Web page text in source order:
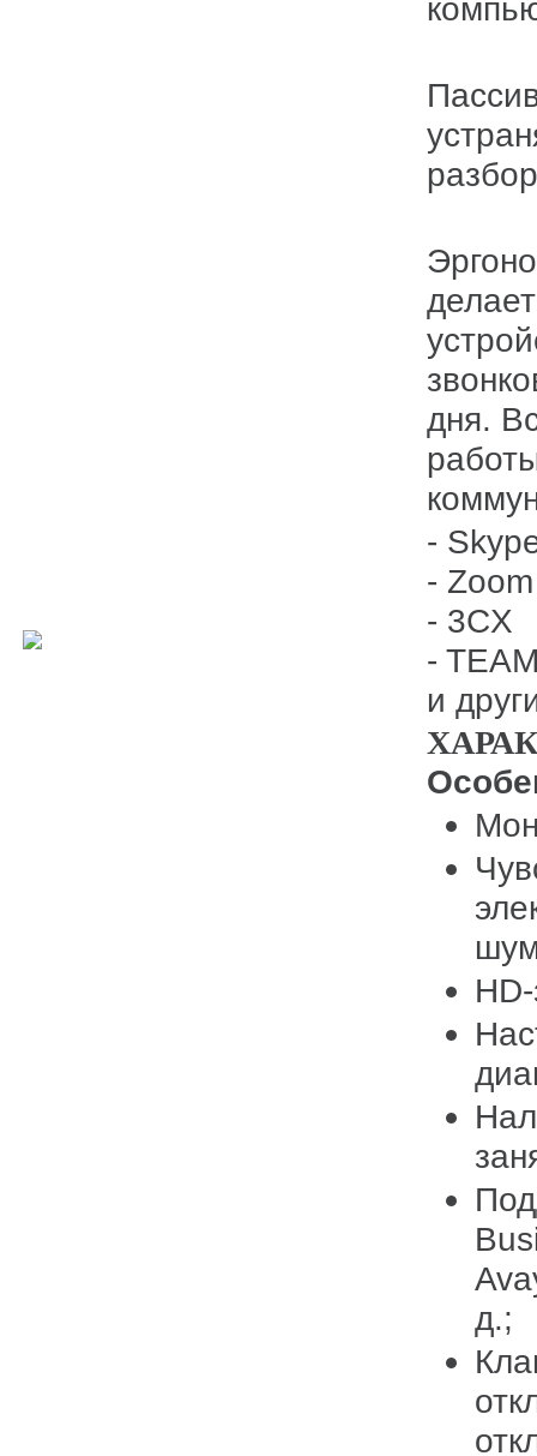
Пассивное шумоподавление эффективно
Эргономичный дизайн и небольшой вес
дня.
-
- Zoom
- 3СX
-
и
д.;